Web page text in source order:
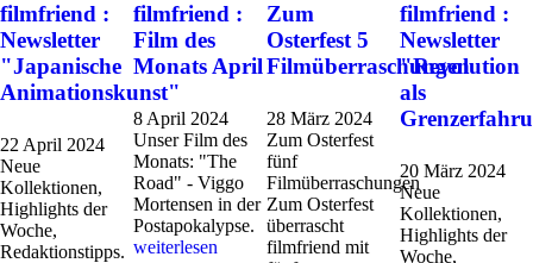
filmfriend :
Newsletter
"Japanische
Animationskunst"
22 April 2024
Neue
Kollektionen,
Highlights der
Woche,
Redaktionstipps.
filmfriend :
Film des
Monats April
8 April 2024
Unser Film des
Monats: "The
Road" - Viggo
Mortensen in der
Postapokalypse.
weiterlesen
Zum
Osterfest 5
Filmüberraschungen
28 März 2024
Zum Osterfest
fünf
Filmüberraschungen
Zum Osterfest
überrascht
filmfriend mit
filmfriend :
Newsletter
"Revolution
als
20 März 2024
Neue
Kollektionen,
Highlights der
Woche,